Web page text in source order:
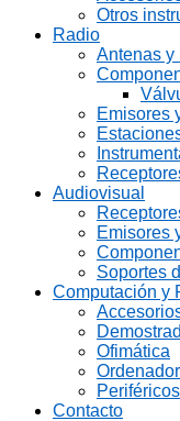
Otros
Radio
Antenas y
Emisores
Audiovisual
Emisores
Soportes
Computación y
Ofimática
Contacto